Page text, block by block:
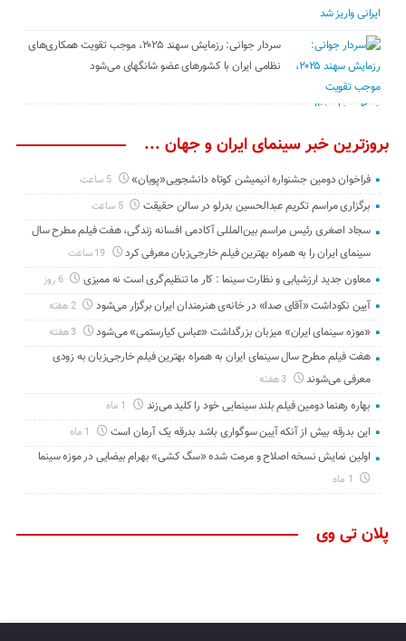
سردار جوانی: رزمایش سهند ۲۰۲۵، موجب تقویت همکاری‌های
نظامی ایران با کشور‌های عضو شانگهای می‌شود
بروزترین خبر سینمای ایران و جهان ...
فراخوان دومین جشنواره انیمیشن کوتاه دانشجویی«پویان» 5 ساعت
برگزاری مراسم تکریم عبدالحسین بدرلو در سالن حقیقت 5 ساعت
سجاد اصغری رئیس مراسم بین‌المللی آکادمی افسانه زندگی، هفت فیلم مطرح سال
سینمای ایران را به همراه بهترین فیلم خارجی‌زبان معرفی کرد
19 ساعت
معاون جدید ارزشیابی و نظارت سینما : کار ما تنظیم‌گری است نه ممیزی 6 روز
آیین نکوداشت «آقای صدا» در خانه‌ی هنرمندان ایران برگزار می‌شود 2 هفته
«موزه سینمای ایران» میزبان بزرگداشت «عباس کیارستمی» می‌شود 3 هفته
هفت فیلم مطرح سال سینمای ایران به همراه بهترین فیلم خارجی‌زبان به زودی
معرفی می‌شوند
3 هفته
بهاره رهنما دومین فیلم بلند سینمایی خود را کلید می‌زند
این بدرقه بیش از آنکه آیین سوگواری باشد بدرقه یک آرمان است
اولین نمایش نسخه اصلاح و مرمت شده «سگ کشی» بهرام بیضایی در موزه سینما
پلان تی وی